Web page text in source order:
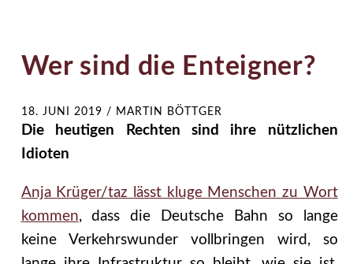
Wer sind die Enteigner?
18. JUNI 2019 / MARTIN BÖTTGER
Die heutigen Rechten sind ihre nützlichen
Idioten
Anja Krüger/taz lässt kluge Menschen zu Wort
kommen, dass die Deutsche Bahn so lange
keine Verkehrswunder vollbringen wird, so